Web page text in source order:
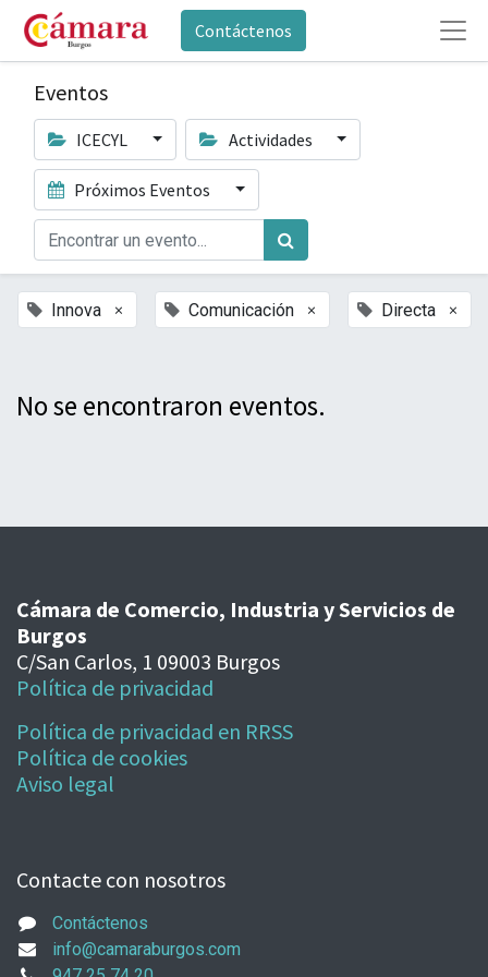
Contáctenos
Eventos
ICECYL Actividades
Próximos Eventos
Innova × Comunicación × Directa ×
No se encontraron eventos.
Cámara de Comercio, Industria y Servicios de
Burgos
C/San Carlos, 1 09003 Burgos
Política de privacidad
Política de privacidad en RRSS
Política de cookies
Aviso legal
Contacte con nosotros
Contáctenos
info@camaraburgos.com